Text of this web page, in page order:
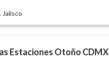
, Jalisco
Estaciones Otoño CDMX